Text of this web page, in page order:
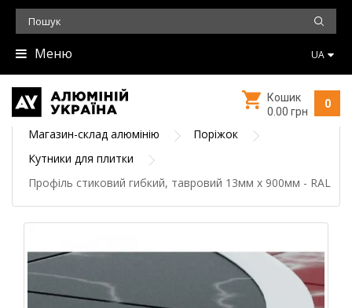
Меню UA
0
Кошик
0.00 грн
Магазин-склад алюмінію
Поріжок
Кутники для плитки
Профіль стиковий гибкий, тавровий 13мм х 900мм - RAL